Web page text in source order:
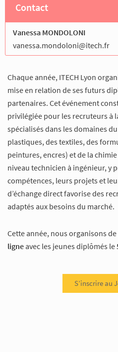
Contact
Vanessa MONDOLONI
vanessa.mondoloni@itech.fr
Chaque année, ITECH Lyon
mise en relation de ses futurs
partenaires. Cet événement
privilégiée pour les recruteurs à
spécialisés dans les domaines
plastiques, des textiles, des
peintures, encres) et de la
niveau technicien à ingénieur, y
compétences, leurs projets et
d’échange direct favorise des
adaptés aux besoins du marché.
Cette année, nous organisons de
ligne avec les jeunes diplômés le
S’inscrire au